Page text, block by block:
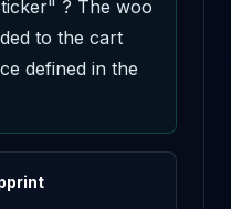
? The woo
to the cart
defined in the